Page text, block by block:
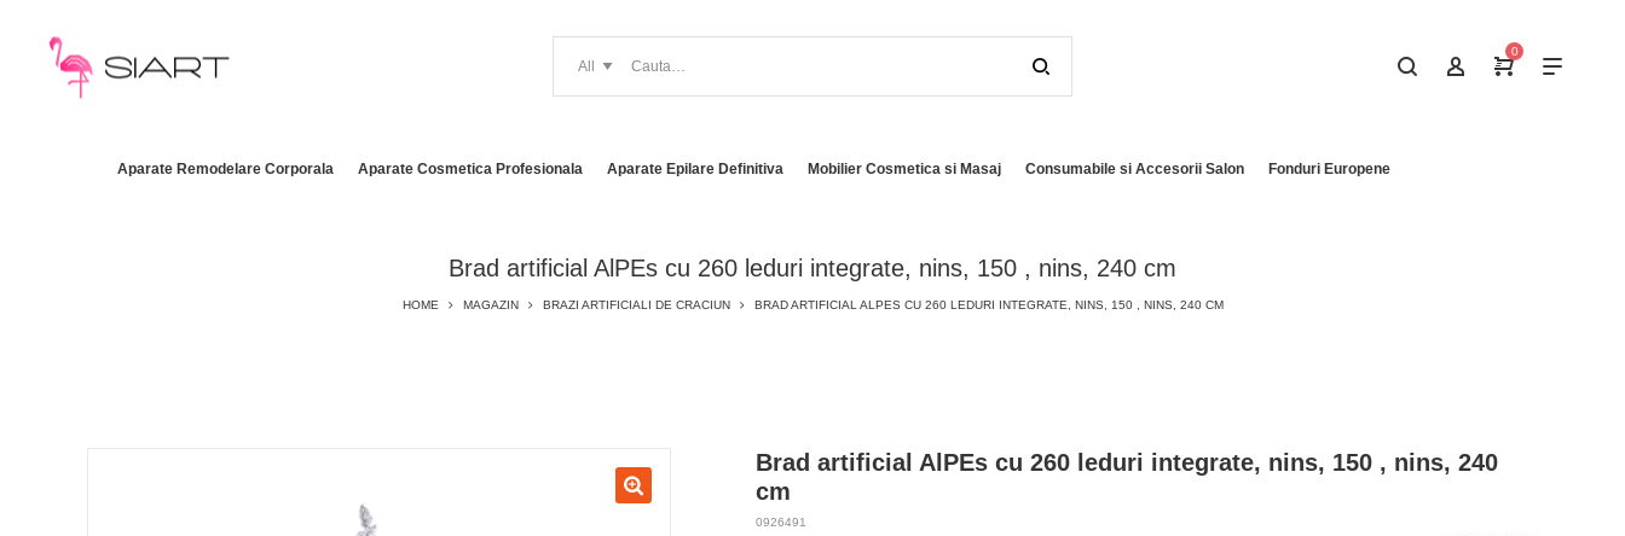
0
Aparate Remodelare Corporala Aparate Cosmetica Profesionala Aparate Epilare Definitiva Mobilier Cosmetica si Masaj Consumabile si Accesorii Salon Fonduri Europene
Brad artificial AlPEs cu 260 leduri integrate, nins, 150 , nins, 240 cm
HOME MAGAZIN BRAZI ARTIFICIALI DE CRACIUN BRAD ARTIFICIAL ALPES CU 260 LEDURI INTEGRATE, NINS, 150 , NINS, 240 CM
Brad artificial AlPEs cu 260 leduri integrate, nins, 150 , nins, 240
cm
0926491